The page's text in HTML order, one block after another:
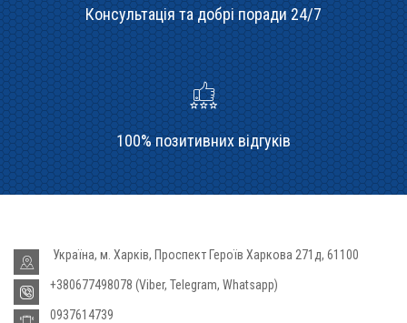
Консультація та добрі поради 24/7
100% позитивних відгуків
Україна, м. Харків, Проспект Героїв Харкова 271д, 61100
+380677498078 (Viber, Telegram, Whatsapp)
0937614739